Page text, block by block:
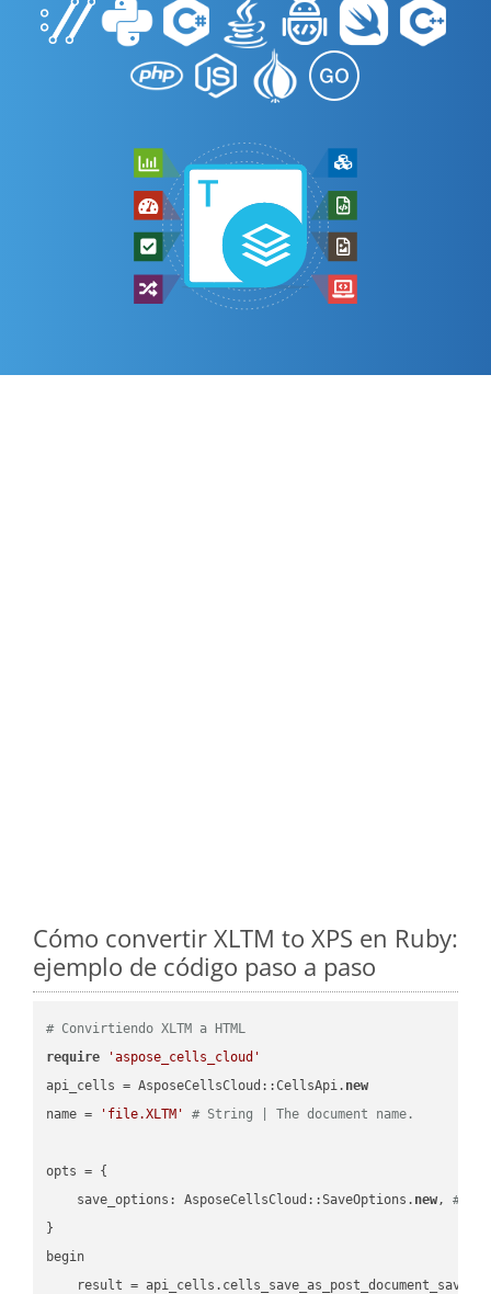
Cómo convertir XLTM to XPS en Ruby:
ejemplo de código paso a paso
# Convirtiendo XLTM a HTML
require
'aspose_cells_cloud'
api_cells = AsposeCellsCloud::CellsApi. new
name =
'file.XLTM' # String | The document name.
opts = {
    save_options: AsposeCellsCloud::SaveOptions.
new, #
}
begin
result =